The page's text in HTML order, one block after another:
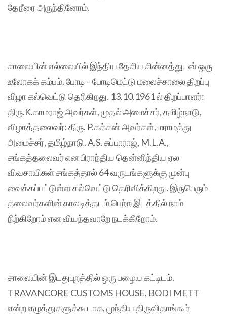
தேநீரை அருந்தினோம்.
சாலையின் எல்லையில் இந்திய தேசிய சின்னத்துடன் ஒரு
உலோகக் கம்பம். போடி – போடிமெட்டு மலைச்சாலை திறப்பு
விழா கல்வெட்டு தெரிகிறது. 13.10.1961 ல் திறப்பாளர்:
திரு.K.காமராஜ் அவர்கள், முதல் அமைச்சர், தமிழ்நாடு,
விழாத்தலைவர்: திரு. P.கக்கன் அவர்கள், மராமத்து
அமைச்சர், தமிழ்நாடு. A.S. சுப்பாராஜ், M.L.A.,
சங்கத்தலைவர் என பிராந்திய தென்னிந்திய ஏல
விவசாயிகள் சங்கத்தால் 64 வருடங்களுக்கு முன்பு
வைக்கப்பட்டுள்ள கல்வெட்டு தெரிவிக்கிறது. இருபெரும்
தலைவர்களின் காலடித்தடம் பெற்ற இடத்தில் நாம்
நிற்கிறோம் என வியந்தவாறே நடக்கிறோம்.
சாலையின் இடதுபுறத்தில் ஒரு பழைய கட்டிடம்.
TRAVANCORE CUSTOMS HOUSE, BODI METT
என்ற எழுத்துகளுக்கூடாக, முந்திய திருவிதாங்கூர்